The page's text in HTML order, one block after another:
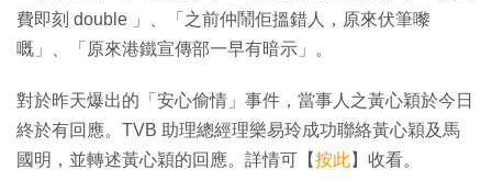
費即刻 double 」、「之前仲鬧佢搵錯人，原來伏筆嚟
嘅」、「原來港鐵宣傳部一早有暗示」。
對於昨天爆出的「安心偷情」事件，當事人之黃心穎於今日
終於有回應。TVB 助理總經理樂易玲成功聯絡黃心穎及馬
國明，並轉述黃心穎的回應。詳情可【按此】收看。